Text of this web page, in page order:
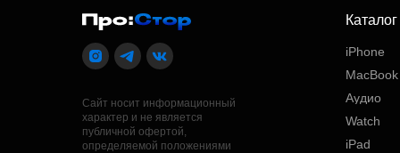
iPad
Watch
Аудио
MacBook
iPhone
Каталог
Сайт носит информационный
характер и не является
публичной офертой,
определяемой положениями